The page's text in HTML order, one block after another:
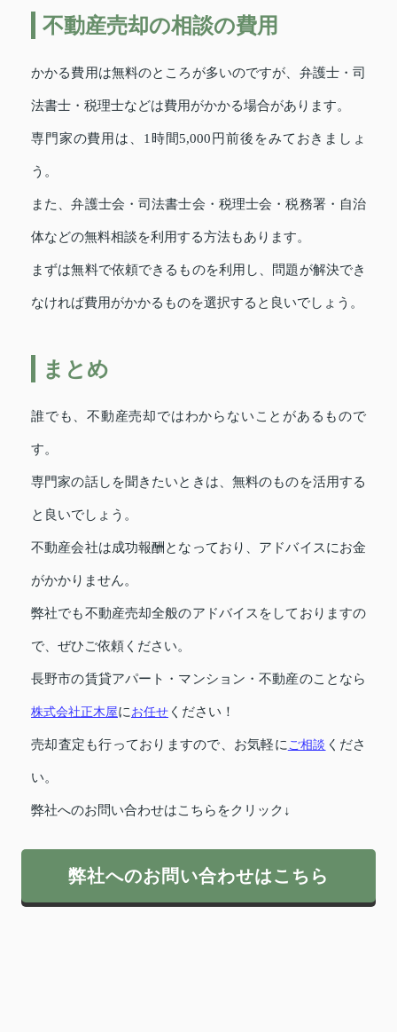
不動産売却の相談の費用
かかる費用は無料のところが多いのですが、弁護士・司
法書士・税理士などは費用がかかる場合があります。
専門家の費用は、1時間5,000円前後をみておきましょ
う。
また、弁護士会・司法書士会・税理士会・税務署・自治
体などの無料相談を利用する方法もあります。
まずは無料で依頼できるものを利用し、問題が解決でき
なければ費用がかかるものを選択すると良いでしょう。
まとめ
誰でも、不動産売却ではわからないことがあるもので
す。
専門家の話しを聞きたいときは、無料のものを活用する
と良いでしょう。
不動産会社は成功報酬となっており、アドバイスにお金
がかかりません。
弊社でも不動産売却全般のアドバイスをしておりますの
で、ぜひご依頼ください。
長野市の賃貸アパート・マンション・不動産のことなら
株式会社正木屋にお任せ ください！
売却査定も行っておりますので、お気軽にご相談 くださ
い。
弊社へのお問い合わせはこちらをクリック↓
弊社へのお問い合わせはこちら